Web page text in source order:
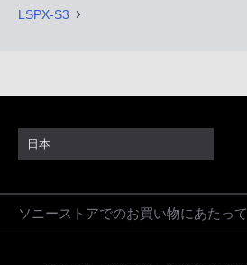
LSPX-S3
日本
ソニーストアでのお買い物にあたって